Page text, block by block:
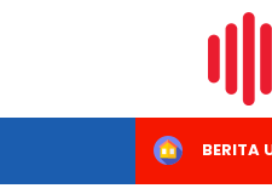
HOMEBERITA